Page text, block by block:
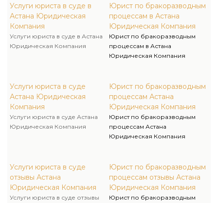
Услуги юриста в суде в
Астана Юридическая
Компания
Услуги юриста в суде в Астана
Юридическая Компания
Услуги юриста в суде
Астана Юридическая
Компания
Услуги юриста в суде Астана
Юридическая Компания
Услуги юриста в суде
отзывы Астана
Юридическая Компания
Услуги юриста в суде отзывы
Юрист по бракоразводным
процессам в Астана
Юридическая Компания
Юрист по бракоразводным
процессам в Астана
Юридическая Компания
Юрист по бракоразводным
процессам Астана
Юридическая Компания
Юрист по бракоразводным
процессам Астана
Юридическая Компания
Юрист по бракоразводным
процессам отзывы Астана
Юридическая Компания
Юрист по бракоразводным